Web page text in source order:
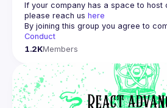
If your company has a space to host
please reach us here
By joining this group you agree to
Conduct
1.2KMembers